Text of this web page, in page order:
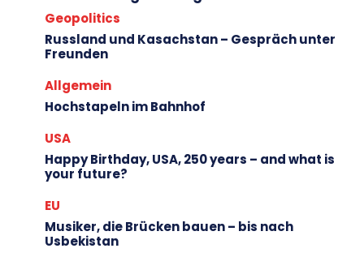
Geopolitics
Russland und Kasachstan – Gespräch unter
Freunden
Allgemein
Hochstapeln im Bahnhof
USA
Happy Birthday, USA, 250 years – and what is
your future?
EU
Musiker, die Brücken bauen – bis nach
Usbekistan